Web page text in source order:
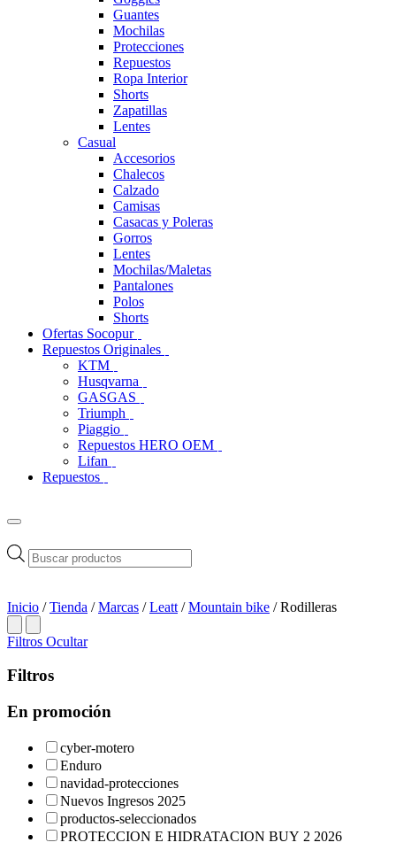
Guantes
Mochilas
Protecciones
Repuestos
Ropa Interior
Shorts
Zapatillas
Lentes
Casual
Accesorios
Chalecos
Calzado
Camisas
Casacas y Poleras
Gorros
Lentes
Mochilas/Maletas
Pantalones
Polos
Shorts
Ofertas Socopur
Repuestos Originales
KTM
Husqvarna
GASGAS
Triumph
Piaggio
Repuestos HERO OEM
Lifan
Repuestos
Búsqueda
de
Inicio /Tienda /Marcas /Leatt /Mountain bike / Rodilleras
Filtros Ocultar
Filtros
En promoción
cyber-motero
Enduro
navidad-protecciones
Nuevos Ingresos 2025
productos-seleccionados
PROTECCION E HIDRATACION BUY 2 2026